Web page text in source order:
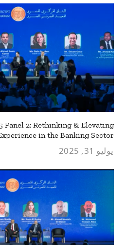
Panel 2: Rethinking & Elevating
in the Banking Sector
يوليو 31, 2025